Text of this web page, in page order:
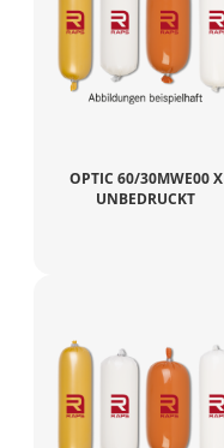
OPTIC 60/30MWE00 X
UNBEDRUCKT